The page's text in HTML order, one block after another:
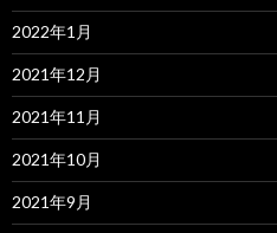
2022年1月
2021年12月
2021年11月
2021年10月
2021年9月